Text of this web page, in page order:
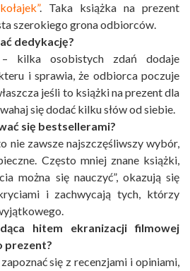
. Taka książka na prezent
szerokiego grona odbiorców.
dedykację?
kilka osobistych zdań dodaje
i sprawia, że odbiorca poczuje
jeśli to książki na prezent dla
się dodać kilku słów od siebie.
się bestsellerami?
nie zawsze najszczęśliwszy wybór,
Często mniej znane książki,
można się nauczyć”, okazują się
i zachwycają tych, którzy
hitem ekranizacji filmowej
prezent?
się z recenzjami i opiniami,